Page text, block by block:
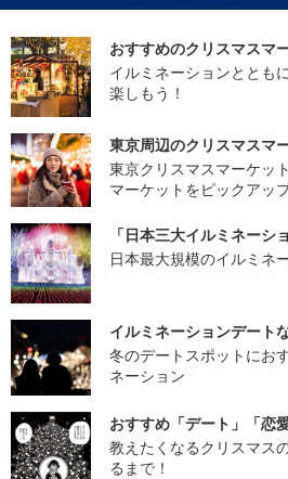
おすすめのクリスマスマ
イルミネーションととも
楽しもう！
東京周辺のクリスマスマ
東京クリスマスマーケッ
マーケットをピックアッ
「日本三大イルミネーシ
日本最大規模のイルミネ
イルミネーションデート
冬のデートスポットにお
ネーション
おすすめ「デート」「恋
教えたくなるクリスマス
るまで！